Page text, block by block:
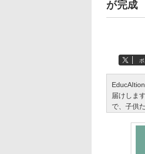
が完成
届けしま
で、子供